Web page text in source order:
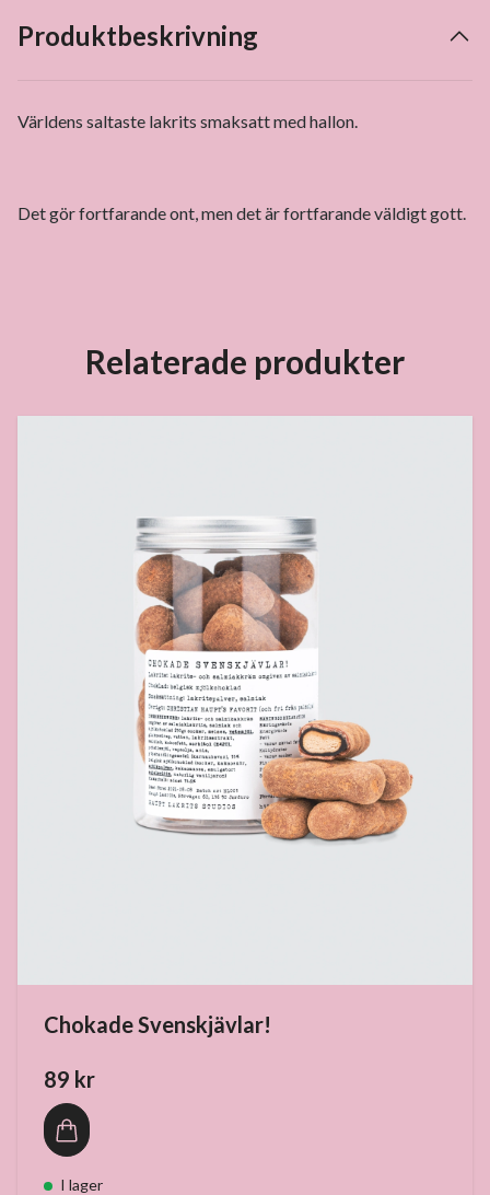
Produktbeskrivning
Världens saltaste lakrits smaksatt med hallon.
Det gör fortfarande ont, men det är fortfarande väldigt gott.
Relaterade produkter
Chokade Svenskjävlar!
89 kr
I lager